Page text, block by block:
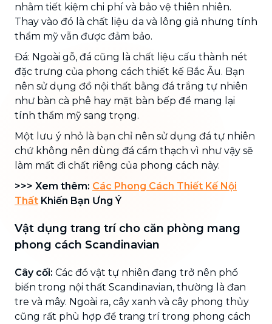
nhằm tiết kiệm chi phí và bảo vệ thiên nhiên.
Thay vào đó là chất liệu da và lông giả nhưng tính
thẩm mỹ vẫn được đảm bảo.
Đá: Ngoài gỗ, đá cũng là chất liệu cấu thành nét
đặc trưng của phong cách thiết kế Bắc Âu. Bạn
nên sử dụng đồ nội thất bằng đá trắng tự nhiên
như bàn cà phê hay mặt bàn bếp để mang lại
tính thẩm mỹ sang trọng.
Một lưu ý nhỏ là bạn chỉ nên sử dụng đá tự nhiên
chứ không nên dùng đá cẩm thạch vì như vậy sẽ
làm mất đi chất riêng của phong cách này.
>>> Xem thêm: Các Phong Cách Thiết Kế Nội
Thất Khiến Bạn Ưng Ý
Vật dụng trang trí cho căn phòng mang
phong cách Scandinavian
Cây cối: Các đồ vật tự nhiên đang trở nên phổ
biến trong nội thất Scandinavian, thường là đan
tre và mây. Ngoài ra, cây xanh và cây phong thủy
cũng rất phù hợp để trang trí trong phong cách